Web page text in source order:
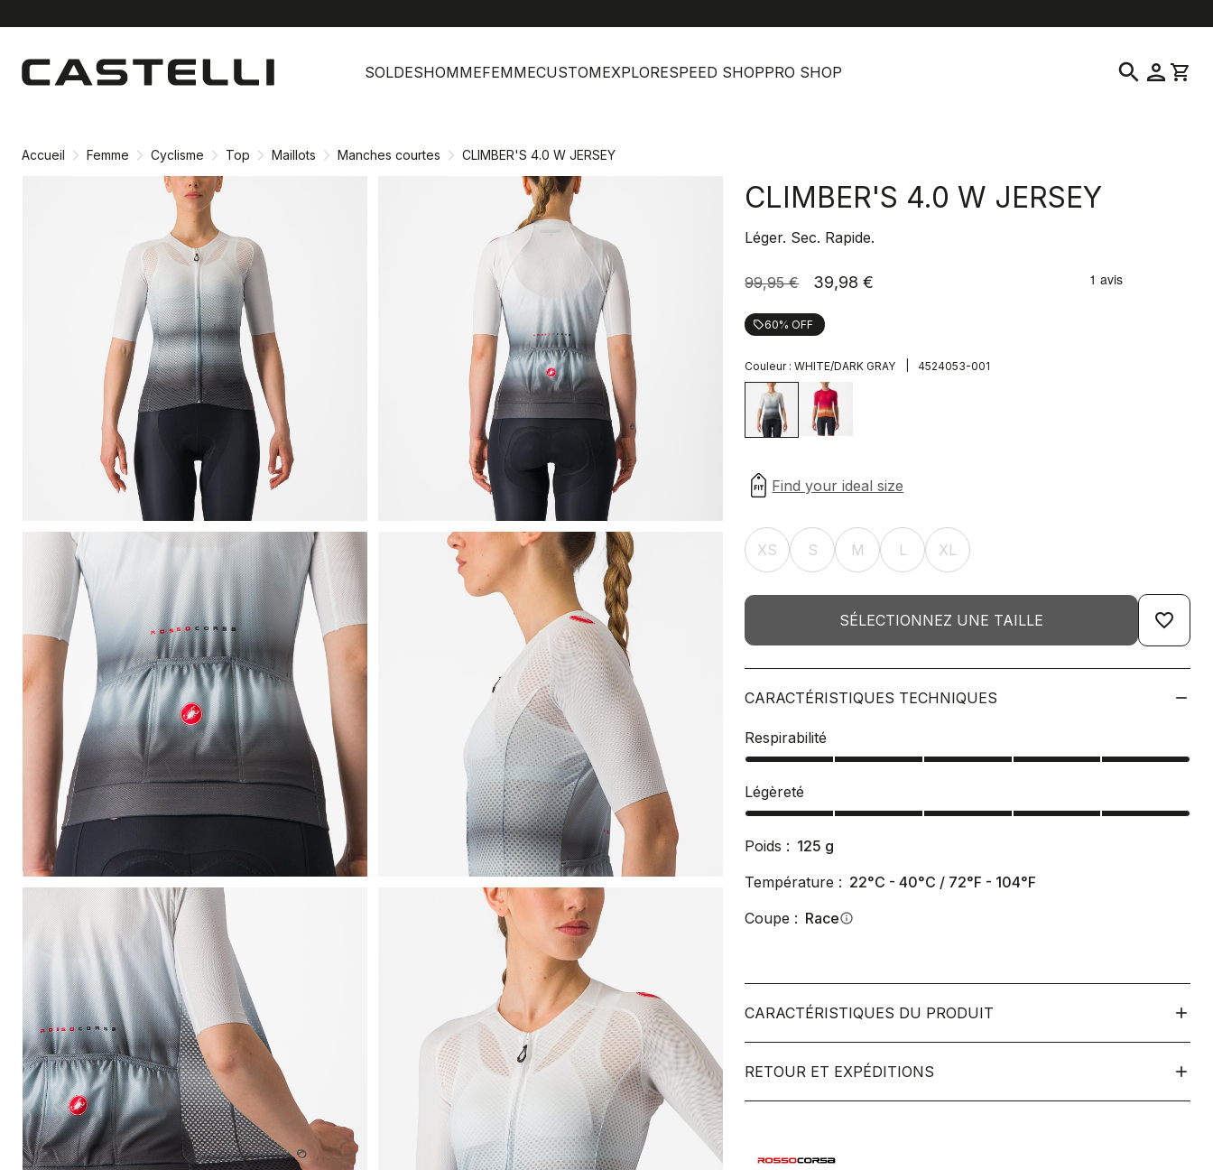
contenu
SOLDESHOMMEFEMMECUSTOMEXPLORESPEED SHOPPRO SHOP search person shopping_cart
Accueil Femme Cyclisme Top Maillots Manches courtes CLIMBER'S 4.0 W JERSEY
CLIMBER'S 4.0 W JERSEY
Léger. Sec. Rapide.
99,95 € 39,98 €
local_offer60% OFF
Couleur : WHITE/DARK GRAY 4524053-001
XS S M L XL
SÉLECTIONNEZ UNE TAILLE favorite_border
CARACTÉRISTIQUES TECHNIQUES
Respirabilité
Légèreté
Poids : 125 g
Température : 22°C - 40°C / 72°F - 104°F
Coupe : Raceinfo
CARACTÉRISTIQUES DU PRODUIT
RETOUR ET EXPÉDITIONS